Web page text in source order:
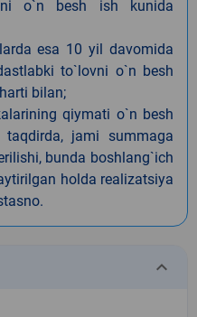
o`n besh ish kunida
esa 10 yil davomida
to`lovni o`n besh
bilan;
qiymati o`n besh
jami summaga
bunda boshlang`ich
holda realizatsiya
keyboard_arrow_down